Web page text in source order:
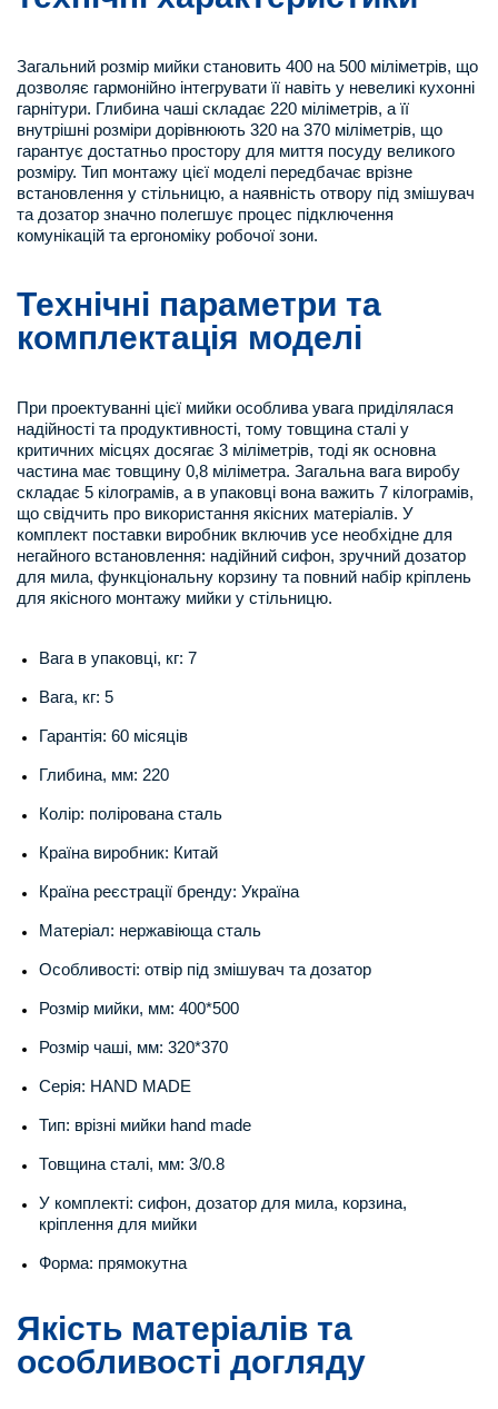
Загальний розмір мийки становить 400 на 500 міліметрів, що
дозволяє гармонійно інтегрувати її навіть у невеликі кухонні
гарнітури. Глибина чаші складає 220 міліметрів, а її
внутрішні розміри дорівнюють 320 на 370 міліметрів, що
гарантує достатньо простору для миття посуду великого
розміру. Тип монтажу цієї моделі передбачає врізне
встановлення у стільницю, а наявність отвору під змішувач
та дозатор значно полегшує процес підключення
комунікацій та ергономіку робочої зони.
Технічні параметри та
комплектація моделі
При проектуванні цієї мийки особлива увага приділялася
надійності та продуктивності, тому товщина сталі у
критичних місцях досягає 3 міліметрів, тоді як основна
частина має товщину 0,8 міліметра. Загальна вага виробу
складає 5 кілограмів, а в упаковці вона важить 7 кілограмів,
що свідчить про використання якісних матеріалів. У
комплект поставки виробник включив усе необхідне для
негайного встановлення: надійний сифон, зручний дозатор
для мила, функціональну корзину та повний набір кріплень
для якісного монтажу мийки у стільницю.
Вага в упаковці, кг: 7
Вага, кг: 5
Гарантія: 60 місяців
Глибина, мм: 220
Колір: полірована сталь
Країна виробник: Китай
Країна реєстрації бренду: Україна
Матеріал: нержавіюща сталь
Особливості: отвір під змішувач та дозатор
Розмір мийки, мм: 400*500
Розмір чаші, мм: 320*370
Серія: HAND MADE
Тип: врізні мийки hand made
Товщина сталі, мм: 3/0.8
У комплекті: сифон, дозатор для мила, корзина,
кріплення для мийки
Форма: прямокутна
Якість матеріалів та
особливості догляду